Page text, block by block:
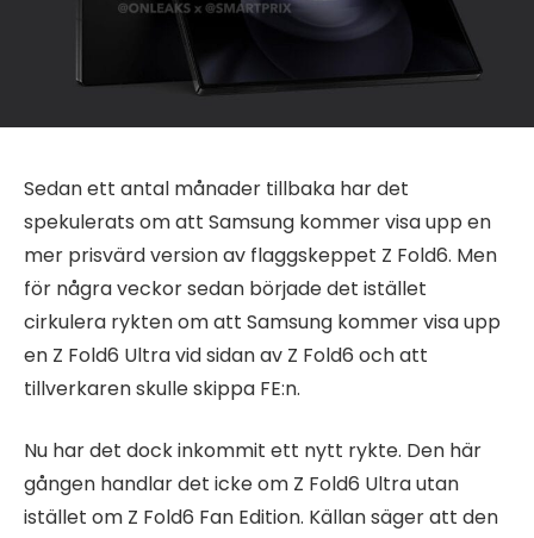
Sedan ett antal månader tillbaka har det
spekulerats om att Samsung kommer visa upp en
mer prisvärd version av flaggskeppet Z Fold6. Men
för några veckor sedan började det istället
cirkulera rykten om att Samsung kommer visa upp
en Z Fold6 Ultra vid sidan av Z Fold6 och att
tillverkaren skulle skippa FE:n.
Nu har det dock inkommit ett nytt rykte. Den här
gången handlar det icke om Z Fold6 Ultra utan
istället om Z Fold6 Fan Edition. Källan säger att den